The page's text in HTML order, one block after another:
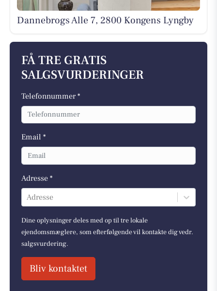
Dannebrogs Alle 7, 2800 Kongens Lyngby
FÅ TRE GRATIS
SALGSVURDERINGER
Telefonnummer *
Email *
Adresse *
Adresse
Dine oplysninger deles med op til tre lokale
ejendomsmæglere, som efterfølgende vil kontakte dig vedr.
salgsvurdering.
Bliv kontaktet